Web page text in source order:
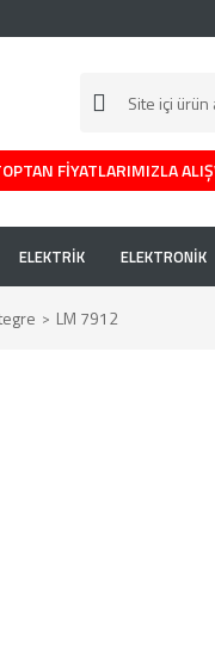
FİYATLARIMIZLA
ELEKTRİK ELEKTRONİK
LM 7912